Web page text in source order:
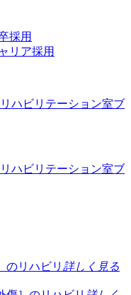
採用
リア採用
リハビリテーション室ブ
リハビリテーション室ブ
のリハビリ 詳しく見る